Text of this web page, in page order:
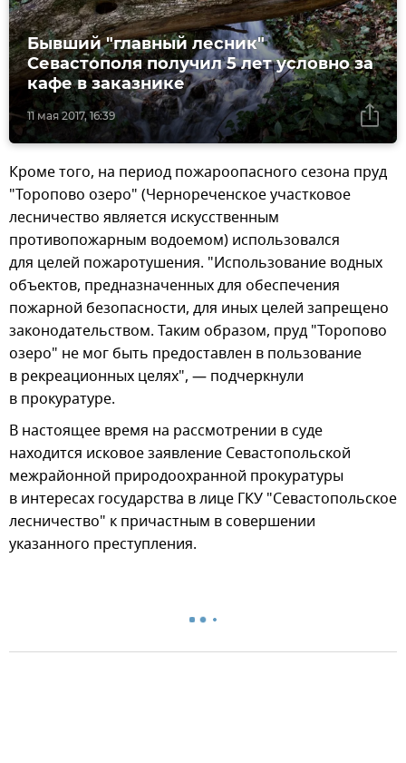
11 мая 2017, 16:39
Бывший "главный лесник"
Севастополя получил 5 лет условно за
кафе в заказнике
Кроме того, на период пожароопасного сезона пруд
"Торопово озеро" (Чернореченское участковое
лесничество является искусственным
противопожарным водоемом) использовался
для целей пожаротушения. "Использование водных
объектов, предназначенных для обеспечения
пожарной безопасности, для иных целей запрещено
законодательством. Таким образом, пруд "Торопово
озеро" не мог быть предоставлен в пользование
в рекреационных целях", — подчеркнули
в прокуратуре.
В настоящее время на рассмотрении в суде
находится исковое заявление Севастопольской
межрайонной природоохранной прокуратуры
в интересах государства в лице ГКУ "Севастопольское
лесничество" к причастным в совершении
указанного преступления.